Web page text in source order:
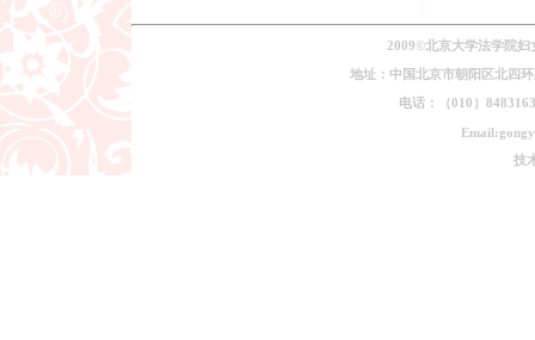
2009©北京大学法学院
地址：中国北京市朝阳区北四
电话：（010）
技